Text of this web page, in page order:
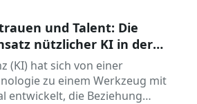
und Talent: Die
nützlicher KI in der
(KI) hat sich von einer
zu einem Werkzeug mit
entwickelt, die Beziehung